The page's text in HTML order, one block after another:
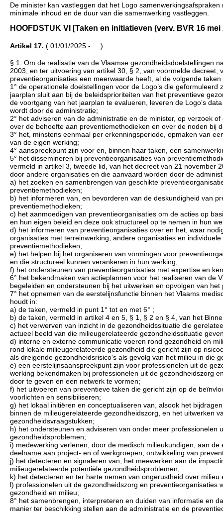
De minister kan vastleggen dat het Logo
minimale inhoud en de duur van die samenwerking vastleggen.
HOOFDSTUK VI [Taken en initiatieven (verv. BVR 16 mei
Artikel 17. ( 01/01/2025 - ... )
§ 1. Om de realisatie van de Vlaamse gezondheidsdoelstellingen
2003, en ter uitvoering van artikel 30, § 2, van voormelde
preventieorganisaties een meerwaarde heeft, al de volgende taken
1° de operationele doelstellingen voor de Logo’s die
jaarplan sluit aan bij de beleidsprioriteiten van het preventieve
de voortgang van het jaarplan te evalueren, leveren de Logo’s
wordt door de administratie;
2° het adviseren van de administratie en de minister, op verzoek
over de behoefte aan preventiemethodieken en over de noden bij
3° het, minstens eenmaal per erkenningsperiode, opmaken van
van de eigen werking;
4° aanspreekpunt zijn voor en, binnen haar taken, een
5° het dissemineren bij preventieorganisaties van
vermeld in artikel 3, tweede lid, van het decreet van 21 november
door andere organisaties en die aanvaard worden door de
a) het zoeken en samenbrengen van geschikte
preventiemethodieken;
b) het informeren van, en bevorderen van de deskundigheid van
preventiemethodieken;
c) het aanmoedigen van preventieorganisaties om de acties op
en hun eigen beleid en deze ook structureel op te nemen in hun
d) het informeren van preventieorganisaties over en het, waar
organisaties met terreinwerking, andere organisaties en
preventiemethodieken;
e) het helpen bij het organiseren van vormingen voor
en die structureel kunnen verankeren in hun werking;
f) het ondersteunen van preventieorganisaties met expertise en
6° het bekendmaken van actieplannen voor het realiseren van de
begeleiden en ondersteunen bij het uitwerken en opvolgen van
7° het opnemen van de eerstelijnsfunctie binnen het Vlaams
houdt in:
a) de taken, vermeld in punt 1° tot en met 6° ;
b) de taken, vermeld in artikel 4 en 5, § 1, § 2 en § 4, van het
c) het verwerven van inzicht in de gezondheidssituatie die
actueel beeld van die milieugerelateerde gezondheidssituatie
d) interne en externe communicatie voeren rond gezondheid en
rond lokale milieugerelateerde gezondheid die gericht zijn op
als dreigende gezondheidsrisico's als gevolg van het milieu in die
e) een eerstelijnsaanspreekpunt zijn voor professionelen uit de
werking bekendmaken bij professionelen uit de gezondheidszorg
door te geven en een netwerk te vormen;
f) het uitvoeren van preventieve taken die gericht zijn op de
voorlichten en sensibiliseren;
g) het lokaal initiëren en conceptualiseren van, alsook het
binnen de milieugerelateerde gezondheidszorg, en het uitwerken
gezondheidsvraagstukken;
h) het ondersteunen en adviseren van onder meer
gezondheidsproblemen;
i) medewerking verlenen, door de medisch milieukundigen, aan
deelname aan project- en of werkgroepen, ontwikkeling van
j) het detecteren en signaleren van, het meewerken aan de
milieugerelateerde potentiële gezondheidsproblemen;
k) het detecteren en ter harte nemen van ongerustheid over milieu
l) professionelen uit de gezondheidszorg en
gezondheid en milieu;
8° het samenbrengen, interpreteren en duiden van informatie en
manier ter beschikking stellen aan de administratie en de